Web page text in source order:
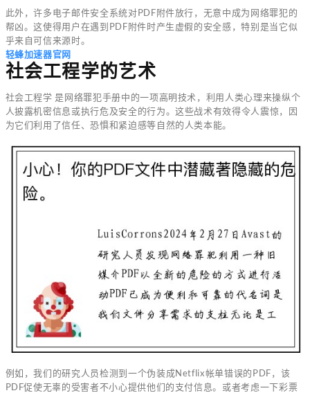
此外，许多电子邮件安全系统对PDF附件放行，无意中成为网络罪犯的
帮凶。这使得用户在遇到PDF附件时产生虚假的安全感，特别是当它似
乎来自可信来源时。
轻蜂加速器官网
社会工程学的艺术
社会工程学 是网络罪犯手册中的一项高明技术，利用人类心理来操纵个
人披露机密信息或执行危及安全的行为。这些战术有效得令人震惊，因
为它们利用了信任、恐惧和紧迫感等自然的人类本能。
例如，我们的研究人员检测到一个伪装成Netflix帐单错误的PDF，该
PDF促使无辜的受害者不小心提供他们的支付信息。或者考虑一下彩票